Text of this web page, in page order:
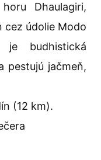
Dhaulagiri,
cez údolie Modo
budhistická
pestujú jačmeň,
(12 km).